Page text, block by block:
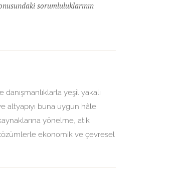
sorumluluklarının
yeşil yakalı
altyapıyı buna uygun hâle
yönelme, atık
ekonomik ve çevresel